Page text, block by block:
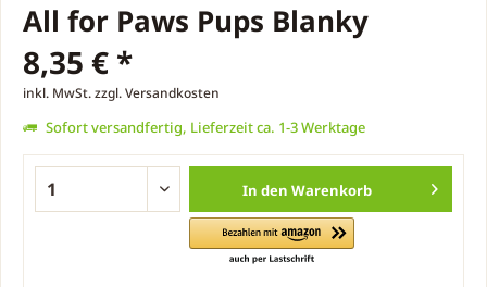
All for Paws Pups Blanky
8,35 € *
inkl. MwSt.zzgl. Versandkosten
Sofort versandfertig, Lieferzeit ca. 1-3 Werktage
In den Warenkorb